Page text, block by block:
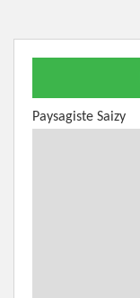
Paysagiste Saizy